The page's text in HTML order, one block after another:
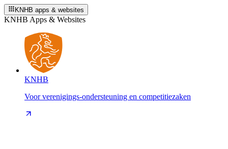
KNHB apps & websites
KNHB Apps & Websites
KNHB
Voor verenigings-ondersteuning en competitiezaken